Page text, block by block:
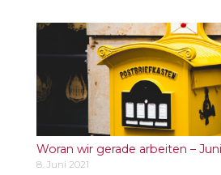
Woran wir gerade arbeiten – Juni
8. Juni 2021